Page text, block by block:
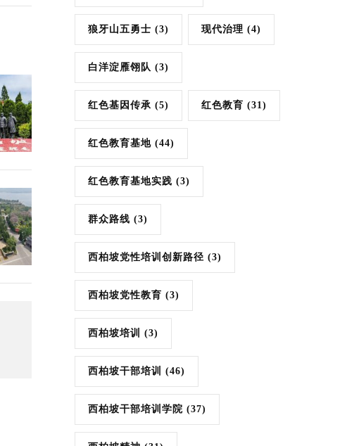
狼牙山五勇士 (3) 现代治理 (4)
白洋淀雁翎队 (3)
红色基因传承 (5) 红色教育 (31)
红色教育基地 (44)
红色教育基地实践 (3)
群众路线 (3)
西柏坡党性培训创新路径 (3)
西柏坡党性教育 (3)
西柏坡培训 (3)
西柏坡干部培训 (46)
西柏坡干部培训学院 (37)